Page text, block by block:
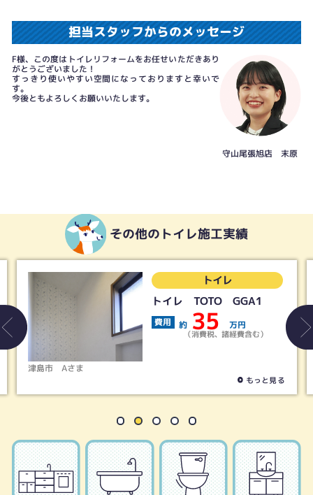
担当スタッフからのメッセージ
F様、この度はトイレリフォームをお任せいただきあり
がとうございました！
すっきり使いやすい空間になっておりますと幸いで
す。
今後ともよろしくお願いいたします。
守山尾張旭店 末原
その他のトイレ施工実績
津島市 Aさま
トイレ
トイレ TOTO GGA1
費用 約 35 万円
（消費税、諸経費含む）
もっと見る